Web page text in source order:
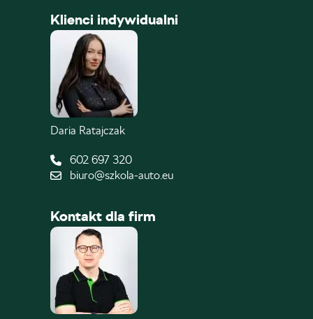
Klienci indywidualni
Daria Ratajczak
602 697 320
biuro@szkola-auto.eu
Kontakt dla firm